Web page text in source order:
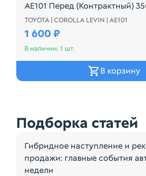
AE101 Перед (Контрактный)
Диск тормозной TOYOTA
TOYOTA | COROLLA LEVIN | AE101
1 600 ₽
В наличии: 1 шт.
В корзину
Подборка статей
Гибридное наступление и
продажи: главные события
недели